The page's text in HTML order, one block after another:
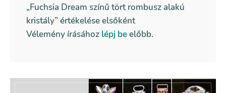
„Fuchsia Dream színű tört rombusz alakú
kristály” értékelése elsőként
Vélemény írásához lépj beelőbb.